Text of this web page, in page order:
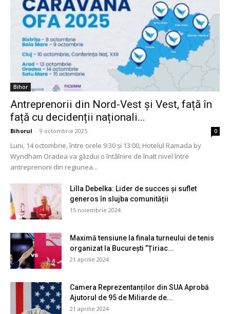
Bihor
Antreprenorii din Nord-Vest și Vest, față în
față cu decidenții naționali...
Bihorul - 9 octombrie 2025 0
Luni, 14 octombrie, între orele 9:30 și 13:00, Hotelul Ramada by
Wyndham Oradea va găzdui o întâlnire de înalt nivel între
antreprenorii din regiunea...
Lilla Debelka: Lider de succes și suflet
generos în slujba comunității
15 noiembrie 2024
Maximă tensiune la finala turneului de tenis
organizat la București ”Țiriac...
21 aprilie 2024
Camera Reprezentanților din SUA Aprobă
Ajutorul de 95 de Miliarde de...
21 aprilie 2024